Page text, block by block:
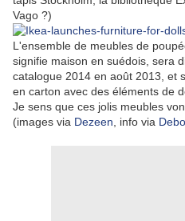
Vago ?)
L'ensemble de meubles de
signifie maison en suédois, sera
catalogue 2014 en août 2013, et
en carton avec des éléments de
Je sens que ces jolis meubles
(images via Dezeen , info via